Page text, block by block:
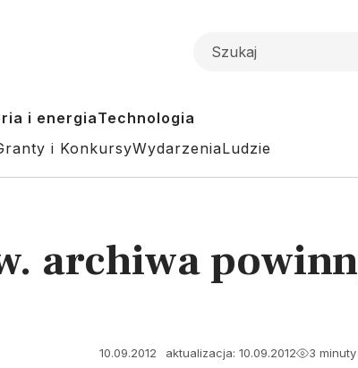
i energiaTechnologia
i KonkursyWydarzeniaLudzie
archiwa
10.09.2012 aktualizacja: 10.09.2012 3